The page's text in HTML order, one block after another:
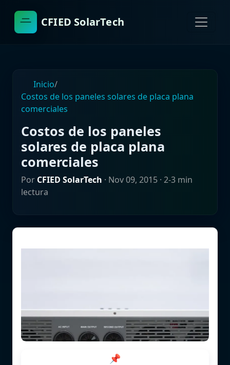
CFIED SolarTech
Inicio/
Costos de los paneles solares de placa plana
comerciales
Costos de los paneles
solares de placa plana
comerciales
Por CFIED SolarTech · Nov 09, 2015 · 2-3 min
lectura
📌